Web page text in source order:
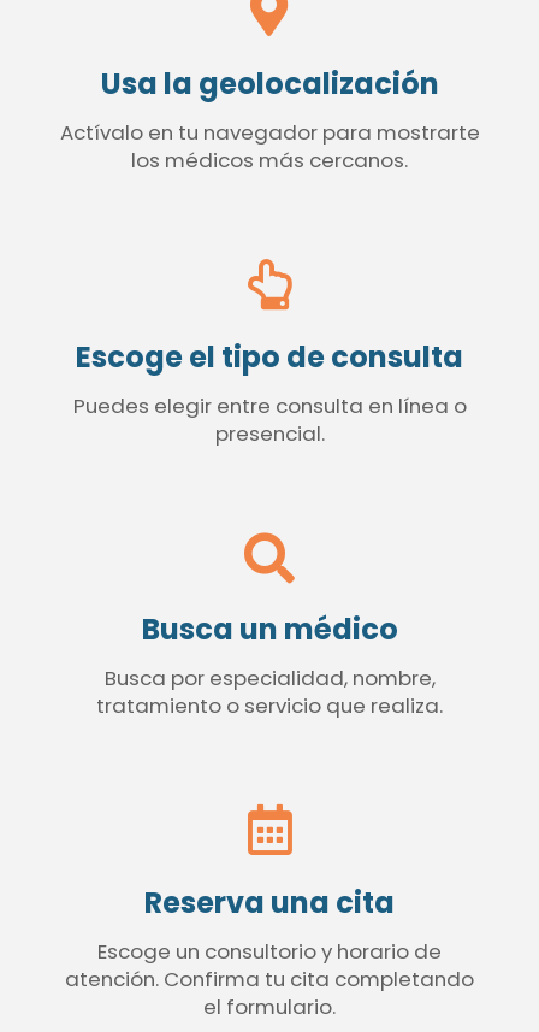
Usa la geolocalización
Actívalo en tu navegador para mostrarte
los médicos más cercanos.
Escoge el tipo de consulta
Puedes elegir entre consulta en línea o
presencial.
Busca un médico
Busca por especialidad, nombre,
tratamiento o servicio que realiza.
Reserva una cita
Escoge un consultorio y horario de
atención. Confirma tu cita completando
el formulario.